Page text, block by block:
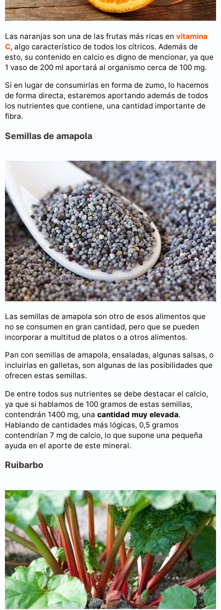
Las naranjas son una de las frutas más ricas en vitamina
C, algo característico de todos los cítricos. Además de
esto, su contenido en calcio es digno de mencionar, ya que
1 vaso de 200 ml aportará al organismo cerca de 100 mg.
Si en lugar de consumirlas en forma de zumo, lo hacemos
de forma directa, estaremos aportando además de todos
los nutrientes que contiene, una cantidad importante de
fibra.
Semillas de amapola
Las semillas de amapola son otro de esos alimentos que
no se consumen en gran cantidad, pero que se pueden
incorporar a multitud de platos o a otros alimentos.
Pan con semillas de amapola, ensaladas, algunas salsas, o
incluirlas en galletas, son algunas de las posibilidades que
ofrecen estas semillas.
De entre todos sus nutrientes se debe destacar el calcio,
ya que si hablamos de 100 gramos de estas semillas,
contendrán 1400 mg, una cantidad muy elevada.
Hablando de cantidades más lógicas, 0,5 gramos
contendrían 7 mg de calcio, lo que supone una pequeña
ayuda en el aporte de este mineral.
Ruibarbo